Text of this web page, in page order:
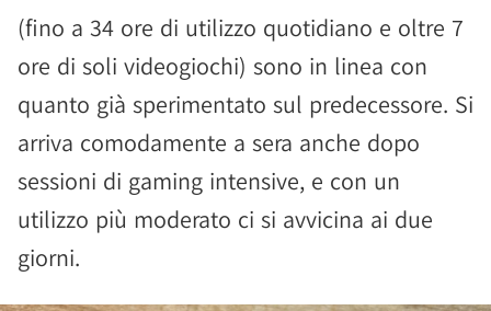
(fino a 34 ore di utilizzo quotidiano e oltre 7
ore di soli videogiochi) sono in linea con
quanto già sperimentato sul predecessore. Si
arriva comodamente a sera anche dopo
sessioni di gaming intensive, e con un
utilizzo più moderato ci si avvicina ai due
giorni.